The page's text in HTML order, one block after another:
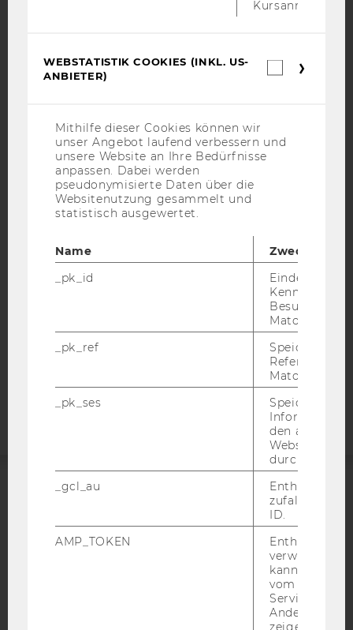
IMPRESSUM
BARRIEREFREIHEITSERKLÄRUNG WEBSEITE
DATENSCHUTZERKLÄRUNG SOCIAL MEDIA
STUDIENBEWERBER*INNEN UND STUDIERENDE
COOKIE EINSTELLUNGEN
Barrierefreiheitserklärung
Webseite
Kursanmeldung.
WEBSTATISTIK COOKIES (INKL. US-
ANBIETER)
Mithilfe dieser Cookies können wir
unser Angebot laufend verbessern und
unsere Website an Ihre Bedürfnisse
anpassen. Dabei werden
pseudonymisierte Daten über die
Websitenutzung gesammelt und
statistisch ausgewertet.
Name
Zweck
_pk_id
Eindeutige
Besuchers
Matomo.
_pk_ref
Speicherung
Referrers
Matomo.
_pk_ses
Speicherung
den aktuellen
durch
_gcl_au
Enthält eine
ID.
AMP_TOKEN
Enthält ein
verwendet
kann, um
vom AMP-
Service
Andere
zeigen Opt-